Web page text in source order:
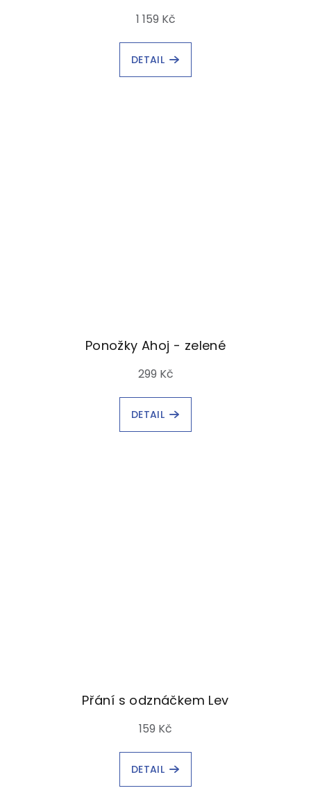
1 159 Kč
DETAIL
Ponožky Ahoj - zelené
299 Kč
DETAIL
Přání s odznáčkem Lev
159 Kč
DETAIL